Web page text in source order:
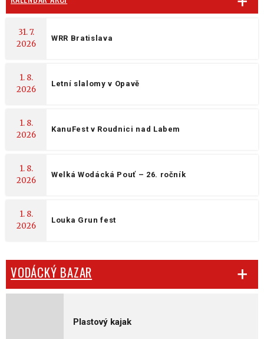
31. 7.
2026
WRR Bratislava
1. 8.
2026
Letní slalomy v Opavě
1. 8.
2026
KanuFest v Roudnici nad Labem
1. 8.
2026
Welká Wodácká Pouť – 26. ročník
1. 8.
2026
Louka Grun fest
VODÁCKÝ BAZAR
Plastový kajak